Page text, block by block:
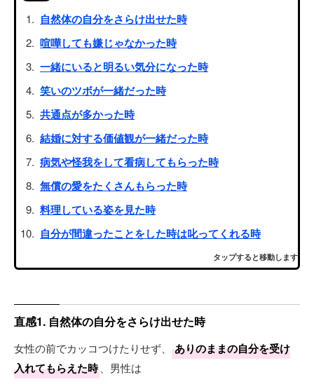
自然体の自分をさらけ出せた時
喧嘩しても嫌じゃなかった時
一緒にいると明るい気分になった時
笑いのツボが一緒だった時
共通点が多かった時
結婚に対する価値観が一緒だった時
病気や怪我をして看病してもらった時
無償の愛をたくさんもらった時
料理している姿を見た時
自分が間違ったことをした時は叱ってくれる時
タップすると移動します
直感1. 自然体の自分をさらけ出せた時
女性の前でカッコつけたりせず、
ありのままの自分を受け
入れてもらえた時 、男性は